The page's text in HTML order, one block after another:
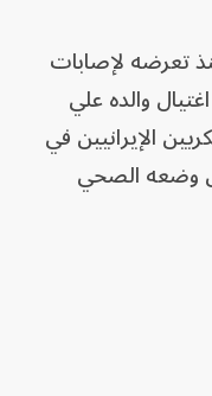
تعرضه لإصابات
والده علي
الإيرانيين في
وضعه الصحي